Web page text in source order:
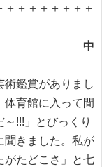
＋＋＋＋＋＋＋＋
さと 中
術鑑賞がありまし
体育館に入って間
!!!」とびっくり
聞きました。私が
がたどこさ」と七